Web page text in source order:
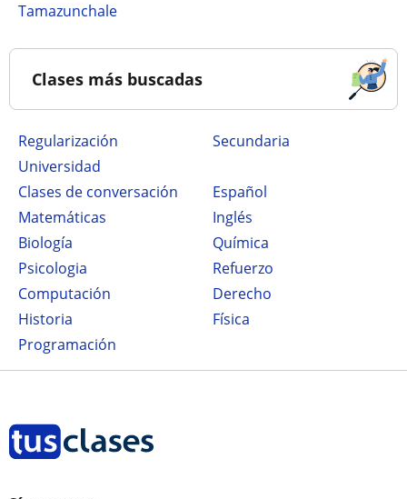
Tamazunchale
Clases más buscadas
Regularización
secundaria
Universidad
Clases de conversación
Español
Matemáticas
Inglés
Biología
Química
Psicologia
Refuerzo
Computación
Derecho
Historia
Física
Programación